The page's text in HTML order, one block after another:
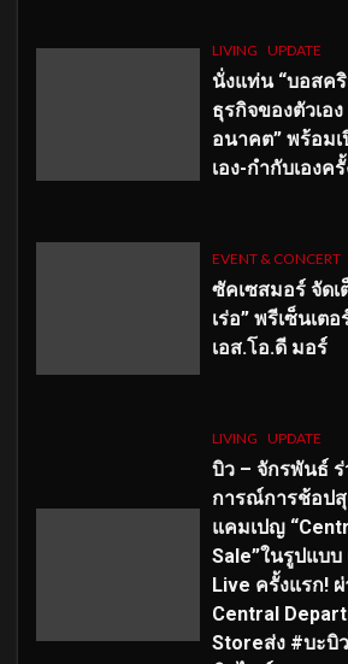
LIVING UPDATE
นั่งแท่น “บอสค
ธุรกิจของตัวเอ
อนาคต” พร้อม
เอง-กำกับเองค
EVENT & CONCERT
ซัคเซสมอร์ จัดเ
เร่อ” พรีเซ็นเต
เอส.โอ.ดี มอร์
LIVING UPDATE
บิว – จักรพันธ์
การณ์การช้อป
แคมเปญ
Sale”ในรูปแบบ
Live ครั้งแรก!
Central
Storeส่ง #บะบิ